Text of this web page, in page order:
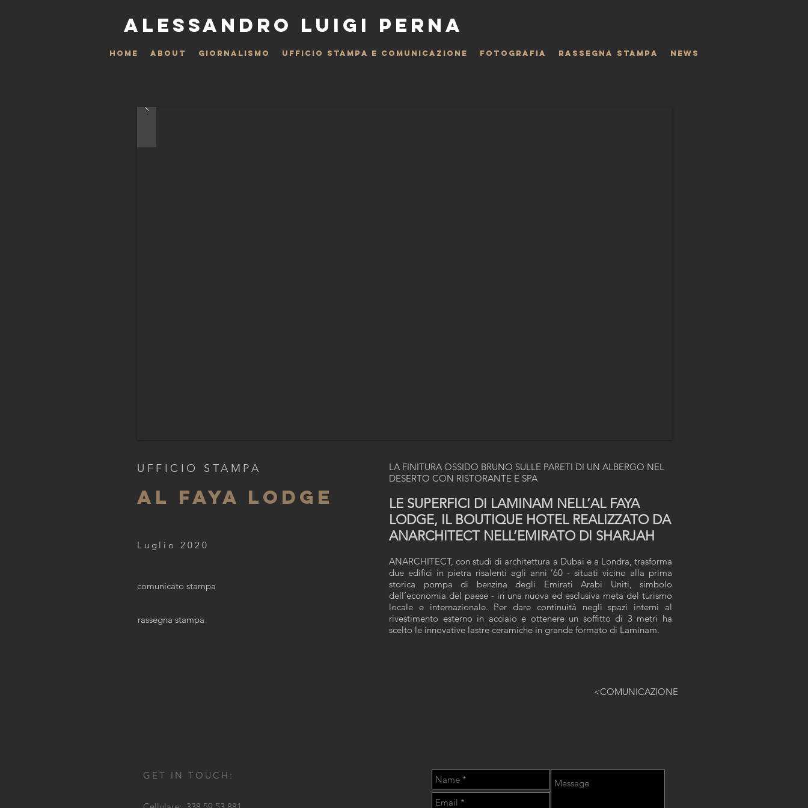
ALESSANDRO LUIGI PERNA
HOME ABOUT GIORNALISMO UFFICIO STAMPA E COMUNICAZIONE FOTOGRAFIA RASSEGNA STAMPA NEWS
UFFICIO STAMPA
AL FAYA LODGE
Luglio 2020
comunicato stampa
rassegna stampa
LA FINITURA OSSIDO BRUNO SULLE PARETI DI UN ALBERGO NEL
DESERTO CON RISTORANTE E SPA
LE SUPERFICI DI LAMINAM NELL’AL FAYA
LODGE, IL BOUTIQUE HOTEL REALIZZATO DA
ANARCHITECT NELL’EMIRATO DI SHARJAH
ANARCHITECT, con studi di architettura a Dubai e a Londra, trasforma
due edifici in pietra risalenti agli anni ’60 - situati vicino alla prima
storica pompa di benzina degli Emirati Arabi Uniti, simbolo
dell’economia del paese - in una nuova ed esclusiva meta del turismo
locale e internazionale. Per dare continuità negli spazi interni al
rivestimento esterno in acciaio e ottenere un soffitto di 3 metri ha
scelto le innovative lastre ceramiche in grande formato di Laminam.
<COMUNICAZIONE
GET IN TOUCH: CONTACT ME: